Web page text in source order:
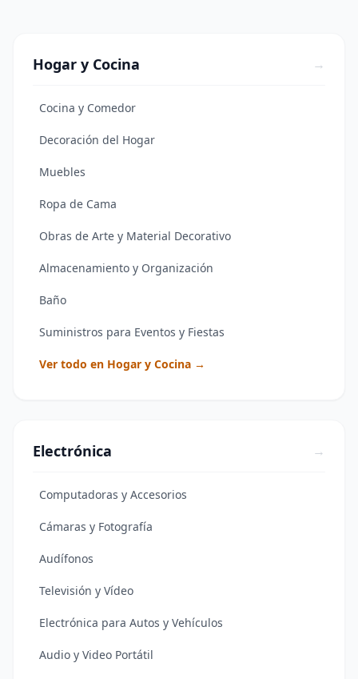
Hogar y Cocina →
Cocina y Comedor
Decoración del Hogar
Muebles
Ropa de Cama
Obras de Arte y Material Decorativo
Almacenamiento y Organización
Baño
Suministros para Eventos y Fiestas
Ver todo en Hogar y Cocina →
Electrónica →
Computadoras y Accesorios
Cámaras y Fotografía
Audífonos
Televisión y Vídeo
Electrónica para Autos y Vehículos
Audio y Video Portátil